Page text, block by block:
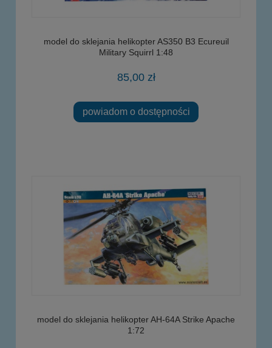
model do sklejania helikopter AS350 B3 Ecureuil
Military Squirrl 1:48
85,00 zł
powiadom o dostępności
model do sklejania helikopter AH-64A Strike Apache
1:72